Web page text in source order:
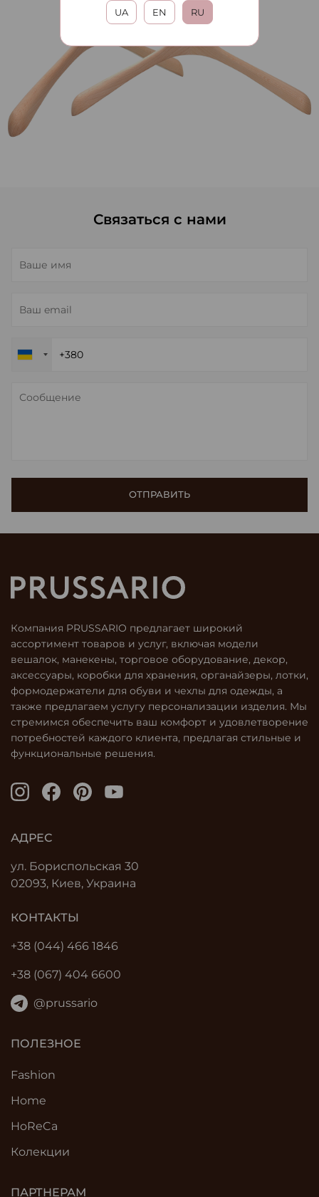
Связаться с нами
Компания PRUSSARIO предлагает широкий
ассортимент товаров и услуг, включая модели
вешалок, манекены, торговое оборудование, декор,
аксессуары, коробки для хранения, органайзеры, лотки,
формодержатели для обуви и чехлы для одежды, а
также предлагаем услугу персонализации изделия. Мы
стремимся обеспечить ваш комфорт и удовлетворение
потребностей каждого клиента, предлагая стильные и
функциональные решения.
АДРЕС
ул. Бориспольская 30
02093, Киев, Украина
КОНТАКТЫ
+38 (044) 466 1846
+38 (067) 404 6600
@prussario
ПОЛЕЗНОЕ
Fashion
Home
HoReCa
Колекции
ПАРТНЕРАМ
RU
UA EN